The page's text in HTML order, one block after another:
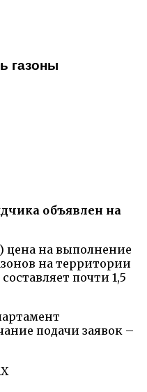
газоны
объявлен на
цена на выполнение
на территории
почти 1,5
подачи заявок –